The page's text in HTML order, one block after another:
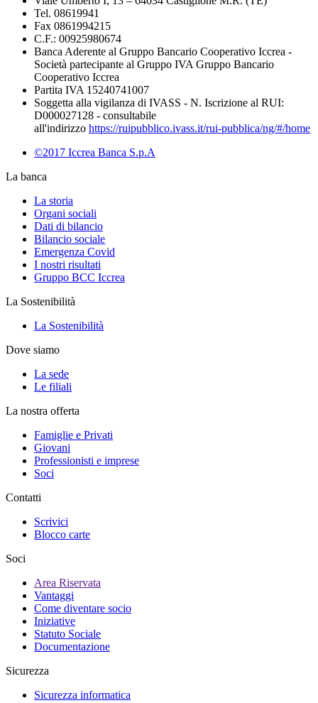
Tel. 08619941
Fax 0861994215
C.F.: 00925980674
Banca Aderente al Gruppo Bancario Cooperativo Iccrea -
Società partecipante al Gruppo IVA Gruppo Bancario
Cooperativo Iccrea
Partita IVA 15240741007
Soggetta alla vigilanza di IVASS - N. Iscrizione al RUI:
D000027128 - consultabile
all'indirizzo https://ruipubblico.ivass.it/rui-pubblica/ng/#/home
©2017 Iccrea Banca S.p.A
La banca
La storia
Organi sociali
Dati di bilancio
Bilancio sociale
Emergenza Covid
I nostri risultati
Gruppo BCC Iccrea
La Sostenibilità
La Sostenibilità
Dove siamo
La sede
Le filiali
La nostra offerta
Famiglie e Privati
Giovani
Professionisti e imprese
Soci
Contatti
Scrivici
Blocco carte
Soci
Area Riservata
Vantaggi
Come diventare socio
Iniziative
Statuto Sociale
Documentazione
Sicurezza
Sicurezza informatica